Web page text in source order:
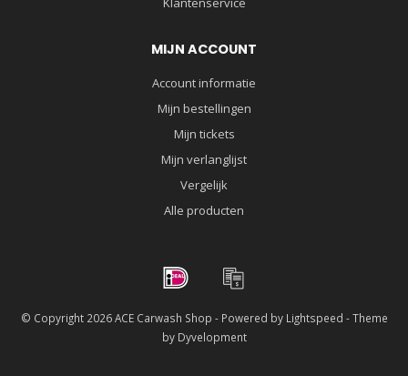
MIJN ACCOUNT
Account informatie
Mijn bestellingen
Mijn tickets
Mijn verlanglijst
Vergelijk
Alle producten
© Copyright 2026 ACE Carwash Shop - Powered by Lightspeed - Theme
by Dyvelopment